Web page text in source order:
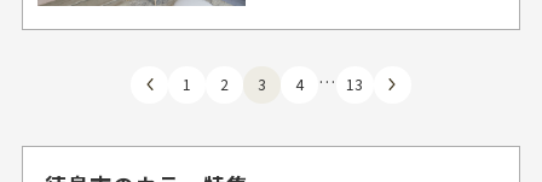
1 2 3 4 … 13